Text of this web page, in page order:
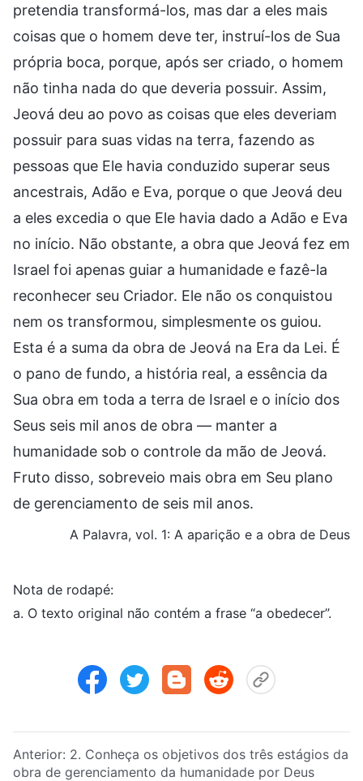
pretendia transformá-los, mas dar a eles mais
coisas que o homem deve ter, instruí-los de Sua
própria boca, porque, após ser criado, o homem
não tinha nada do que deveria possuir. Assim,
Jeová deu ao povo as coisas que eles deveriam
possuir para suas vidas na terra, fazendo as
pessoas que Ele havia conduzido superar seus
ancestrais, Adão e Eva, porque o que Jeová deu
a eles excedia o que Ele havia dado a Adão e Eva
no início. Não obstante, a obra que Jeová fez em
Israel foi apenas guiar a humanidade e fazê-la
reconhecer seu Criador. Ele não os conquistou
nem os transformou, simplesmente os guiou.
Esta é a suma da obra de Jeová na Era da Lei. É
o pano de fundo, a história real, a essência da
Sua obra em toda a terra de Israel e o início dos
Seus seis mil anos de obra — manter a
humanidade sob o controle da mão de Jeová.
Fruto disso, sobreveio mais obra em Seu plano
de gerenciamento de seis mil anos.
A Palavra, vol. 1: A aparição e a obra de Deus
Nota de rodapé:
a. O texto original não contém a frase “a obedecer”.
Anterior: 2. Conheça os objetivos dos três estágios da
obra de gerenciamento da humanidade por Deus